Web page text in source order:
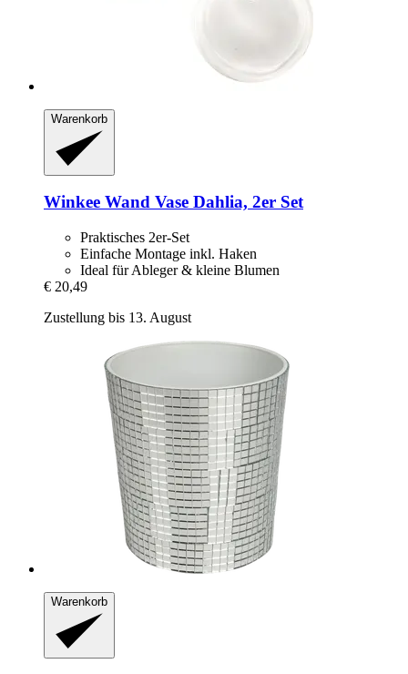
Warenkorb
Winkee Wand Vase Dahlia, 2er Set
Praktisches 2er-Set
Einfache Montage inkl. Haken
Ideal für Ableger & kleine Blumen
€ 20,49
Zustellung bis 13. August
Warenkorb